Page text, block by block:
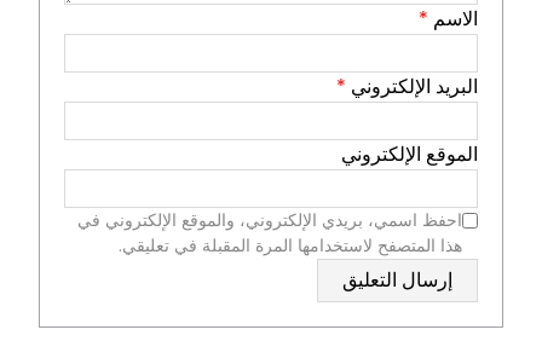
الاسم *
البريد الإلكتروني *
الموقع الإلكتروني
احفظ اسمي، بريدي الإلكتروني، والموقع الإلكتروني في
هذا المتصفح لاستخدامها المرة المقبلة في تعليقي.